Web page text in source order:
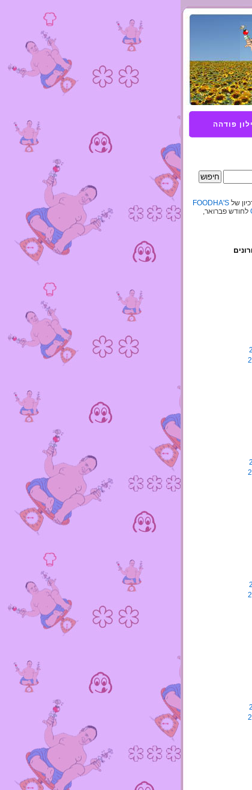
פודהה
של FOODHA'S
לחודש פברואר,